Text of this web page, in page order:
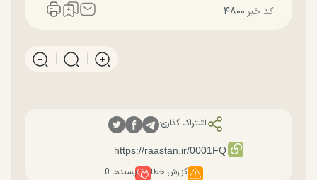
کد خبر:۴۸۰۰
اشتراک گذاری:
گزارش خطا پسندها:0